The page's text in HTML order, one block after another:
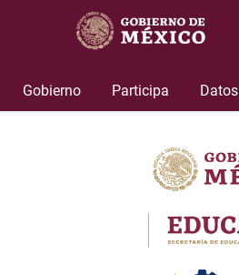
Gobierno Participa Datos